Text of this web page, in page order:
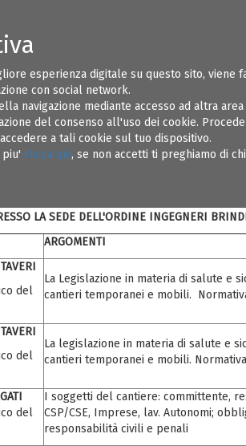
esperienza digitale su questo sito, viene
con social network.
navigazione mediante accesso ad altra
del consenso all'uso dei cookie.
a tali cookie sul tuo dispositivo.
piu' clicca qui, se non accetti ti preghiamo di
UTILI SOSPENSIONI
DELLA PROVINCIA DI
AGGIORNAMENTO DI 40 ORE PER
LA SEDE DELL'ORDINE INGEGNERI
ARGOMENTI
TAVERI
del
La Legislazione in materia di salute e
cantieri temporanei e mobili.
TAVERI
del
La legislazione in materia di salute e
cantieri temporanei e mobili.
del
I soggetti del cantiere: committente,
CSP/CSE, Imprese, lav. Autonomi;
responsabilità civili e penali